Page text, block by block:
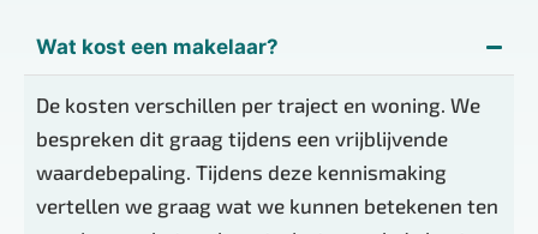
Wat kost een makelaar?
De kosten verschillen per traject en woning. We
bespreken dit graag tijdens een vrijblijvende
waardebepaling. Tijdens deze kennismaking
vertellen we graag wat we kunnen betekenen ten